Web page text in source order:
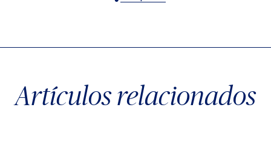
Artículos relacionados